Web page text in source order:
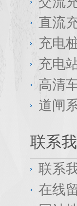
直流
充电
充电
高清
道闸
联系
联系
在线